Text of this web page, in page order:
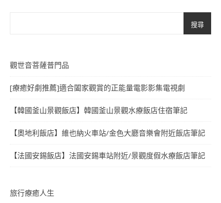
搜尋
觀世音菩薩普門品
[療癒好劇推薦]適合闔家觀賞的正能量電影影集電視劇
【韓國釜山景觀飯店】韓國釜山景觀水療飯店住宿筆記
【奧地利飯店】維也納火車站/金色大廳音樂會附近飯店筆記
【法國安錫飯店】法國安錫車站附近/景觀度假水療飯店筆記
旅行療癒人生